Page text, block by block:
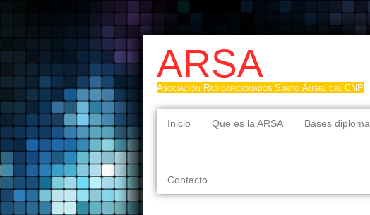
ARSA
Asociación Radioaficionados Santo Ángel del CNP
Inicio Que es la ARSA Bases diploma
Contacto